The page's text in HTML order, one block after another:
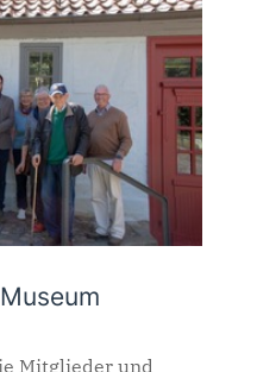
erfolgreiche
mit klarer
und konkreten
Mitglieder und